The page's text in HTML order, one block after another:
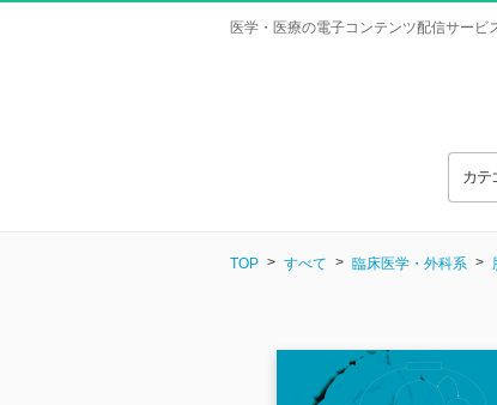
医学・医療の電子コンテンツ配信サービ
カテ
TOP すべて 臨床医学・外科系